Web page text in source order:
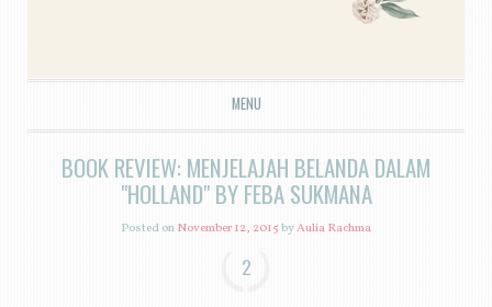
MENU
SKIP TO CONTENT
BOOK REVIEW: MENJELAJAH BELANDA DALAM
"HOLLAND" BY FEBA SUKMANA
Posted onNovember 12, 2015byAulia Rachma
2